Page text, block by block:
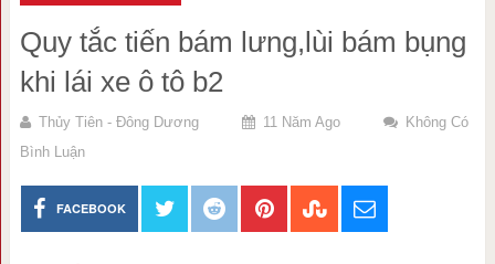
Quy tắc tiến bám lưng,lùi bám bụng
khi lái xe ô tô b2
Thủy Tiên - Đông Dương 11 Năm Ago
Không Có
Bình Luận
FACEBOOK